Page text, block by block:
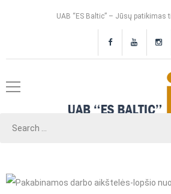
UAB “ES Baltic” – Jūsų patikimas